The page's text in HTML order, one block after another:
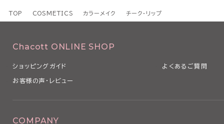
TOP COSMETICS カラーメイク チーク・リップ
Chacott ONLINE SHOP
ショッピングガイド よくあるご質問
お客様の声・レビュー
COMPANY